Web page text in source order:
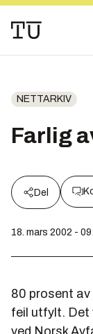
NETTARKIV
Farlig
Del
18. mars 2002 -
80 prosent
feil utfylt. Det
ved Norsk